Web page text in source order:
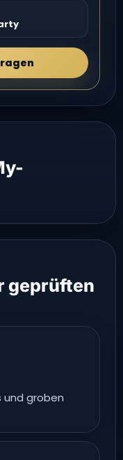
geprüften
und groben